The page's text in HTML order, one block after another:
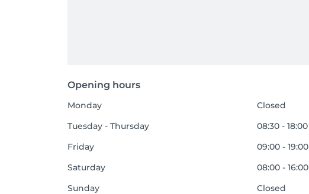
Opening hours
Monday
Closed
Tuesday - Thursday
08:30 - 18:00
Friday
09:00 - 19:00
Saturday
08:00 - 16:00
Sunday
Closed